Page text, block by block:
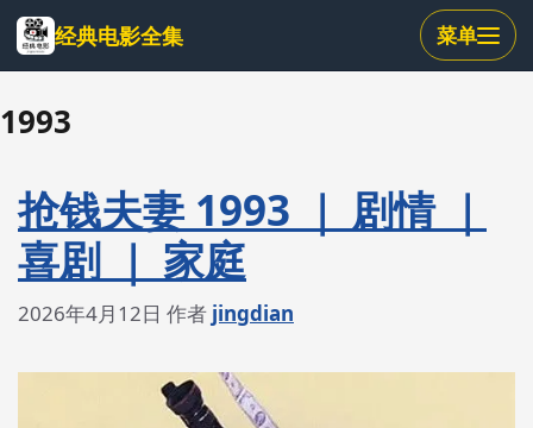
跳
到
主
内
经典电影全集 菜单
1993
抢钱夫妻 1993 ｜ 剧情 ｜
喜剧 ｜ 家庭
2026年4月12日 作者 jingdian